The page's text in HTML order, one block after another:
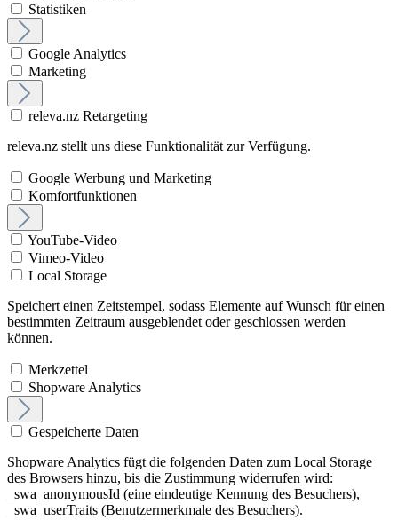
Statistiken
Google Analytics
Marketing
releva.nz Retargeting
releva.nz stellt uns diese Funktionalität zur Verfügung.
Google Werbung und Marketing
Komfortfunktionen
YouTube-Video
Vimeo-Video
Local Storage
Speichert einen Zeitstempel, sodass Elemente auf Wunsch für einen
bestimmten Zeitraum ausgeblendet oder geschlossen werden
können.
Merkzettel
Shopware Analytics
Gespeicherte Daten
Shopware Analytics fügt die folgenden Daten zum Local Storage
des Browsers hinzu, bis die Zustimmung widerrufen wird:
_swa_anonymousId (eine eindeutige Kennung des Besuchers),
_swa_userTraits (Benutzermerkmale des Besuchers).